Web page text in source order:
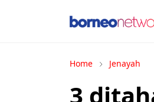
Home Jenayah
3